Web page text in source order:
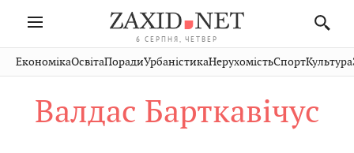
6 СЕРПНЯ, ЧЕТВЕР
Івано-
Франківськ
Волинь
Рівне
Чернівці
Стрий
Хмельницький
Публікації
Авто СловкоКультура
Кіно Дім СпортКраєзнавство
ЕкономікаОсвітаПорадиУрбаністикаНерухомістьСпортКультура
Валдас Барткавічус